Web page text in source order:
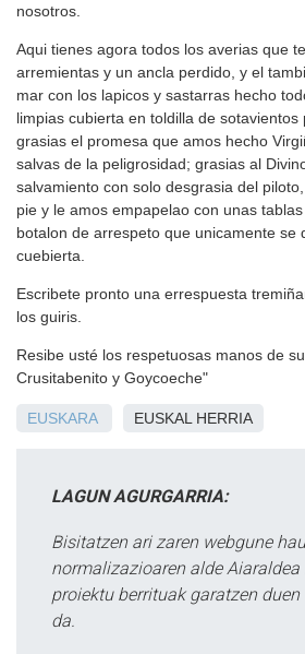
nosotros.
Aqui tienes agora todos los averias que
arremientas y un ancla perdido, y el
mar con los lapicos y sastarras hecho
limpias cubierta en toldilla de
grasias el promesa que amos hecho
salvas de la peligrosidad; grasias al
salvamiento con solo desgrasia del
pie y le amos empapelao con unas
botalon de arrespeto que unicamente se
cuebierta.
Escribete pronto una errespuesta
los guiris.
Resibe usté los respetuosas manos de
Crusitabenito y Goycoeche"
EUSKARA EUSKAL HERRIA
LAGUN AGURGARRIA:
Bisitatzen ari zaren webgune
normalizazioaren alde
proiektu berrituak garatzen
da.